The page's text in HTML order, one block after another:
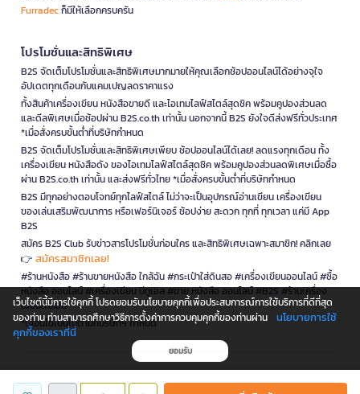
Furradecก็มีให้เลือกครบครัน
โปรโมชั่นและสิทธิพิเศษ
B2S จัดเต็มโปรโมชั่นและสิทธิพิเศษมากมายให้คุณเลือกช้อปออนไลน์ได้อย่างจุใจ
อัปเดตทุกเดือนกับแคมเปญลดราคาแรง
ทั้งสินค้าเครื่องเขียน หนังสือขายดี และไอเทมไลฟ์สไตล์สุดชิค พร้อมคูปองส่วนลด
และดีลพิเศษเมื่อช้อปผ่าน B2S.co.th เท่านั้น นอกจากนี้ B2S ยังใจดีส่งฟรีทั่วประเทศ
*เมื่อสั่งครบขั้นต่ำที่บริษัทกำหนด
B2S จัดเต็มโปรโมชั่นและสิทธิพิเศษเพียบ ช้อปออนไลน์ได้เลย! ลดแรงทุกเดือน ทั้ง
เครื่องเขียน หนังสือดัง ของไอเทมไลฟ์สไตล์สุดชิค พร้อมคูปองส่วนลดพิเศษเมื่อซื้อ
ผ่าน B2S.co.th เท่านั้น และส่งฟรีทั่วไทย *เมื่อสั่งครบขั้นต่ำที่บริษัทกำหนด
B2S มีทุกอย่างตอบโจทย์ทุกไลฟ์สไตล์ ไม่ว่าจะเป็นอุปกรณ์อ่านเขียน เครื่องเขียน
ของเล่นเสริมพัฒนาการ หรือเฟอร์นิเจอร์ ช้อปง่าย สะดวก ทุกที่ ทุกเวลา แค่มี App
B2S
สมัคร B2S Club รับข่าวสารโปรโมชั่นก่อนใคร และสิทธิพิเศษเฉพาะสมาชิก! คลิกเลย
👉 สมัครสมาชิกเลย!
#ร้านหนังสือ #ร้านขายหนังสือ ใกล้ฉัน #กระเป๋าใส่ดินสอ #เครื่องเขียนออนไลน์ #ซื้อ
หนังสือ ออนไลน์ #เครื่องเขียน บีทูเอส #ขาย หนังสือ ออนไลน์ #B2S #ร้านเครื่อง
เขียนใกล้ฉัน
*เงื่อนไขเป็นไปตามที่บริษัทฯ กำหนด
is a company operating under
เว็บไซต์นี้มีการใช้คุกกี้ โปรดยอมรับนโยบายคุกกี้เพื่อประสบการณ์การใช้บริการที่ดีที่สุด
ของท่าน ท่านสามารถศึกษาวิธีการตั้งค่าการควบคุมคุกกี้ของท่านผ่าน
นโยบายการใช้
คุกกี้ของเราที่นี่
ยอมรับ